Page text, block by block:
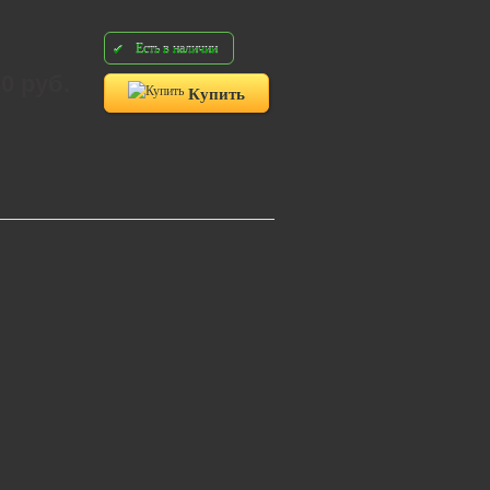
Есть в наличии
Купить